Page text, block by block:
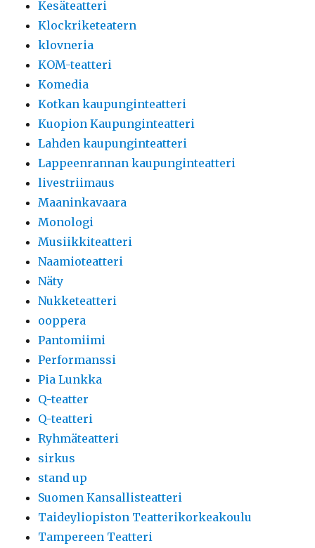
Kesäteatteri
Klockriketeatern
klovneria
KOM-teatteri
Komedia
Kotkan kaupunginteatteri
Kuopion Kaupunginteatteri
Lahden kaupunginteatteri
Lappeenrannan kaupunginteatteri
livestriimaus
Maaninkavaara
Monologi
Musiikkiteatteri
Naamioteatteri
Näty
Nukketeatteri
ooppera
Pantomiimi
Performanssi
Pia Lunkka
Q-teatter
Q-teatteri
Ryhmäteatteri
sirkus
stand up
Suomen Kansallisteatteri
Taideyliopiston Teatterikorkeakoulu
Tampereen Teatteri